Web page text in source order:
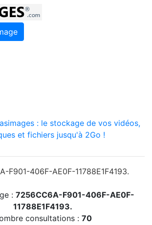
: le stockage de vos vidéos,
et fichiers jusqu'à 2Go !
: 7256CC6A-F901-406F-AE0F-
11788E1F4193.
consultations : 70